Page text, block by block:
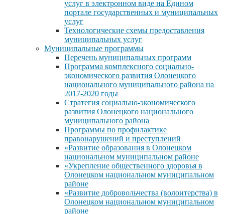
услуг в электронном виде на Едином
портале государственных и муниципальных
услуг
Технологические схемы предоставления
муниципальных услуг
Муниципальные программы
Перечень муниципальных программ
Программа комплексного социально-
экономического развития Олонецкого
национального муниципального района на
2017-2020 годы
Стратегия социально-экономического
развития Олонецкого национального
муниципального района
Программы по профилактике
правонарушений и преступлений
«Развитие образования в Олонецком
национальном муниципальном районе
«Укрепление общественного здоровья в
Олонецком национальном муниципальном
районе
«Развитие добровольчества (волонтерства) в
Олонецком национальном муниципальном
районе